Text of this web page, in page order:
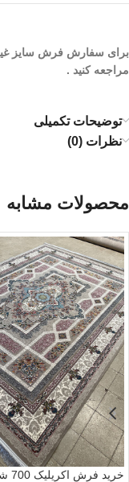
برای سفارش فرش سایز غیر
مراجعه کنید .
توضیحات تکمیلی
نظرات (0)
محصولات مشابه